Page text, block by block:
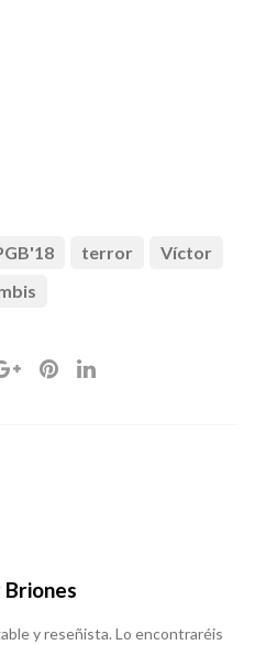
terror
Víctor
y reseñista. Lo encontraréis